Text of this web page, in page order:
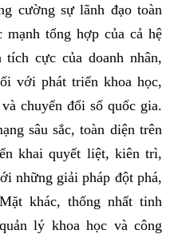
cường sự lãnh đạo toàn
tổng hợp của cả hệ
cực của doanh nhân,
với phát triển khoa học,
chuyển đổi số quốc gia.
sâu sắc, toàn diện trên
khai quyết liệt, kiên trì,
những giải pháp đột phá,
khác, thống nhất tinh
lý khoa học và công